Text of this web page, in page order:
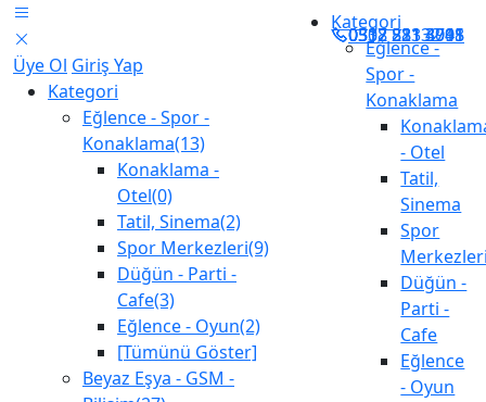
Üye Ol Giriş Yap
Kategori
Eğlence - Spor -
Konaklama(13)
Konaklama -
Otel(0)
Tatil, Sinema(2)
Spor Merkezleri(9)
Düğün - Parti -
Cafe(3)
Eğlence - Oyun(2)
[Tümünü Göster]
Beyaz Eşya - GSM -
Kategori
Eğlence -
Spor -
Konaklama
- Otel
Tatil,
Sinema
Spor
Düğün -
Parti -
Cafe
Eğlence
- Oyun
0538 823 3911
0312 28132 98
0312 511 4041
0507 231 3705